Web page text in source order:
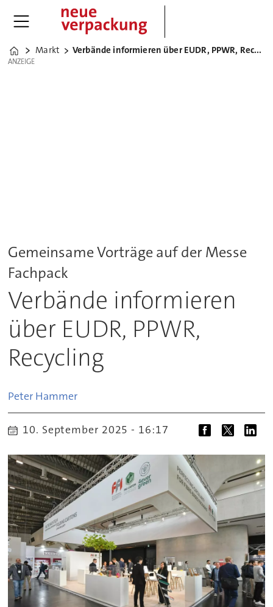
Home
Markt Verbände informieren über EUDR, PPWR, Recycling
ANZEIGE
ANZEIGE
Gemeinsame Vorträge auf der Messe
Fachpack
Verbände informieren
über EUDR, PPWR,
Recycling
Peter Hammer
10. September 2025 - 16:17